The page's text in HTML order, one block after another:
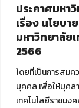
ประกาศมหา
เรื่อง นโยบ
มหาวิทยาลัย
2566
โดยที่เป็นการสม
บุคคล เพื่อให้บุคล
เทคโนโลยีราชม
ศูนย์สื่อดิจิทัล
ศูนย์นวัตกรร
ศูนย์พัฒนาแล
สมัยใหม่ (MoSeC)
งานบริการวิช